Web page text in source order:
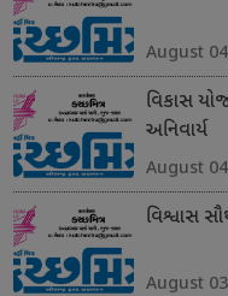
August
વિકાસ
અનિવાર્ય
August
વિશ્વાસ
August